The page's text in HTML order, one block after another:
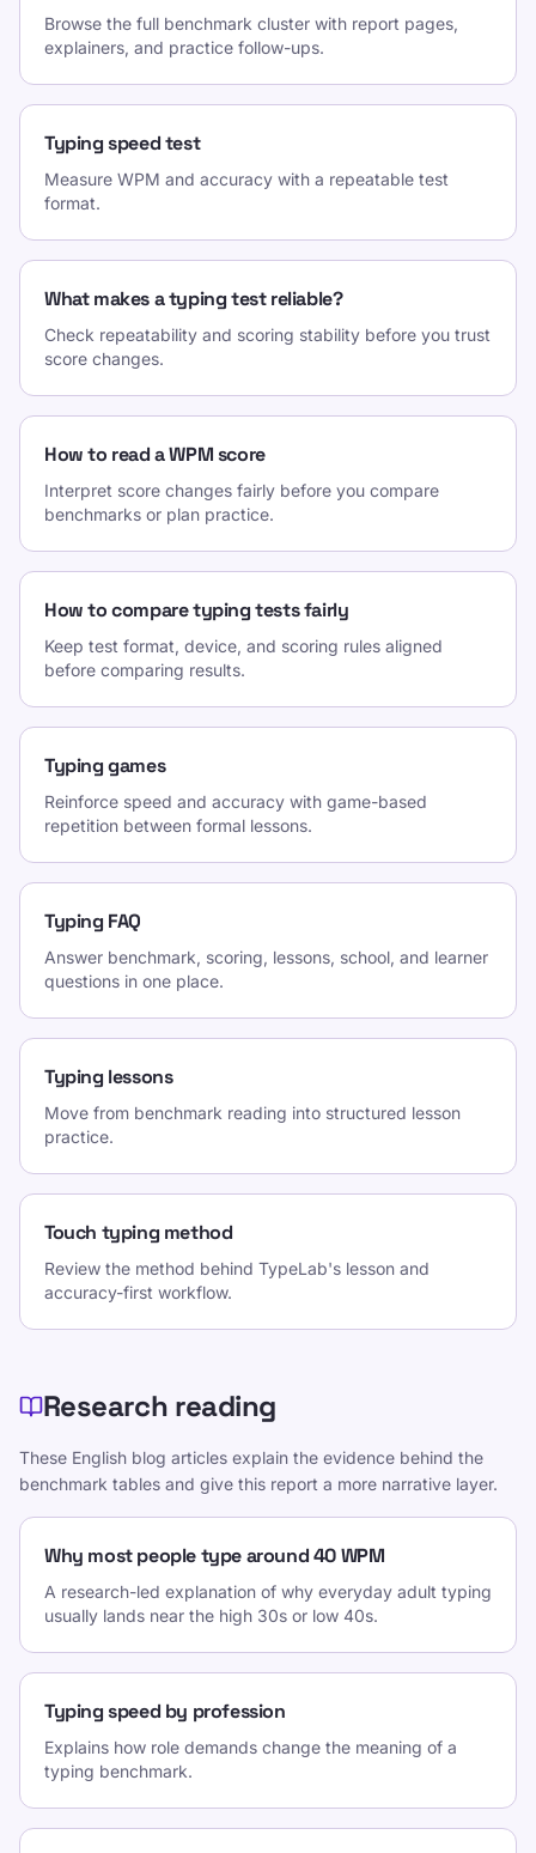
Browse the full benchmark cluster with report pages,
explainers, and practice follow-ups.
Typing speed test
Measure WPM and accuracy with a repeatable test
format.
What makes a typing test reliable?
Check repeatability and scoring stability before you trust
score changes.
How to read a WPM score
Interpret score changes fairly before you compare
benchmarks or plan practice.
How to compare typing tests fairly
Keep test format, device, and scoring rules aligned
before comparing results.
Typing games
Reinforce speed and accuracy with game-based
repetition between formal lessons.
Typing FAQ
Answer benchmark, scoring, lessons, school, and learner
questions in one place.
Typing lessons
Move from benchmark reading into structured lesson
practice.
Touch typing method
Review the method behind TypeLab's lesson and
accuracy-first workflow.
Research reading
These English blog articles explain the evidence behind the
benchmark tables and give this report a more narrative layer.
Why most people type around 40 WPM
A research-led explanation of why everyday adult typing
usually lands near the high 30s or low 40s.
Typing speed by profession
Explains how role demands change the meaning of a
typing benchmark.